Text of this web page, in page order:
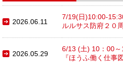
2026.06.11
7/19(日)10:00-
ルルサス防府２０
2026.05.29
6/13 (土) 10：00
『ほうふ働く仕事